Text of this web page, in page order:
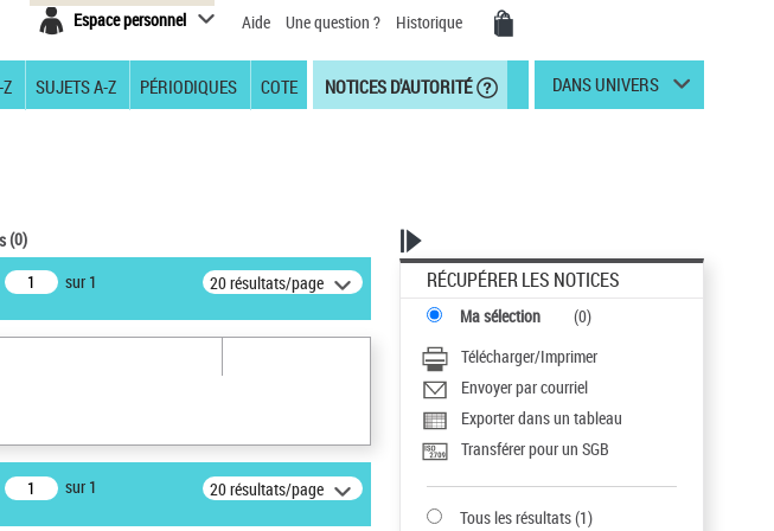
Espace personnel Aide Une question ? Historique
SUJETS A-Z PÉRIODIQUES COTE NOTICES D'AUTORITÉ DANS UNIVERS
(0)
sur 1 20 résultats/page
sur 1 20 résultats/page
RÉCUPÉRER LES NOTICES
Ma sélection (0)
Télécharger/Imprimer
Envoyer par courriel
Exporter dans un tableau
Transférer pour un SGB
Tous les résultats(1)